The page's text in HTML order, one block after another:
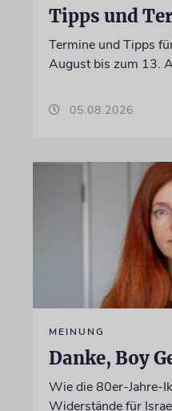
Tipps und
Termine und Tipps
August bis zum 13.
05.08.2026
MEINUNG
Danke, Boy
Wie die 80er-Jahre-
Widerstände für